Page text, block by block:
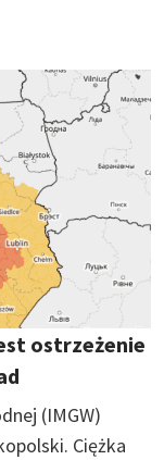
ostrzeżenie
(IMGW)
Ciężka